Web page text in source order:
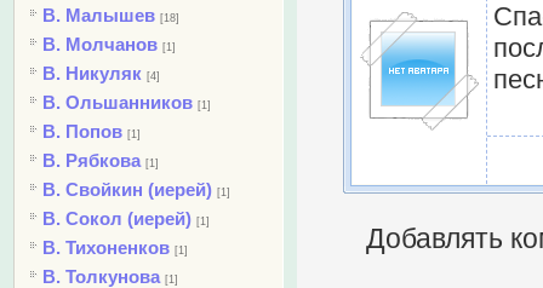
В. Малышев [18]
В. Молчанов [1]
В. Никуляк [4]
В. Ольшанников [1]
В. Попов [1]
В. Рябкова [1]
В. Свойкин (иерей) [1]
В. Сокол (иерей) [1]
В. Тихоненков [1]
В. Толкунова [1]
Добавлять